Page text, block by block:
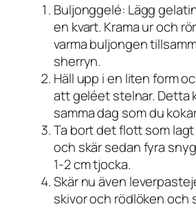
Buljonggelé: Lägg
en kvart. Krama ur och
varma buljongen
sherryn.
Häll upp i en liten form
att geléet stelnar. Detta
samma dag som du
Ta bort det flott som
och skär sedan fyra
1-2 cm tjocka.
Skär nu även
skivor och rödlöken och